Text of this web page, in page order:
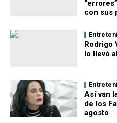
con sus
Rodrigo
lo llevó
Así van
de los
agosto